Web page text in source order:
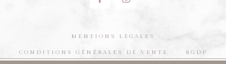
MENTIONS LEGALES
CONDITIONS GÉNÉRALES DE VENTE RGDP